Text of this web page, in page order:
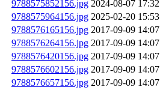
9788575852156.jpg 2024-08-07 17:32
9788575964156.jpg 2025-02-20 15:53
9788576165156.jpg 2017-09-09 14:07
9788576264156.jpg 2017-09-09 14:07
9788576420156.jpg 2017-09-09 14:07
9788576602156.jpg 2017-09-09 14:07
9788576657156.jpg 2017-09-09 14:07